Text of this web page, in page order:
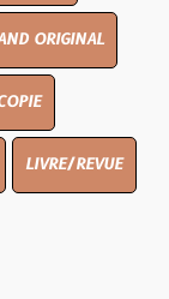
ORIGINAL
LIVRE/REVUE